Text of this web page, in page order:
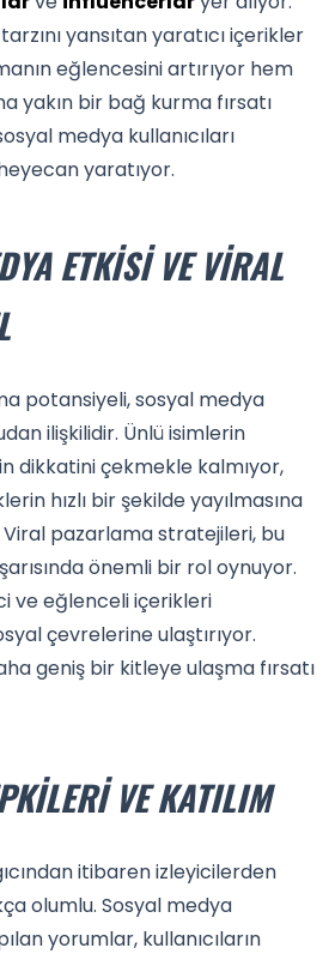
yansıtan yaratıcı içerikler
eğlencesini artırıyor hem
yakın bir bağ kurma fırsatı
medya kullanıcıları
yaratıyor.
ETKISI VE VIRAL
potansiyeli, sosyal medya
ilişkilidir. Ünlü isimlerin
dikkatini çekmekle kalmıyor,
hızlı bir şekilde yayılmasına
Viral pazarlama stratejileri, bu
önemli bir rol oynuyor.
ve eğlenceli içerikleri
çevrelerine ulaştırıyor.
geniş bir kitleye ulaşma fırsatı
VE KATILIM
itibaren izleyicilerden
olumlu. Sosyal medya
yorumlar, kullanıcıların